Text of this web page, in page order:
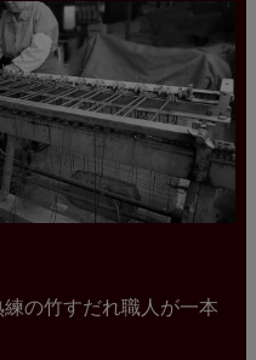
の竹すだれ職人が一本